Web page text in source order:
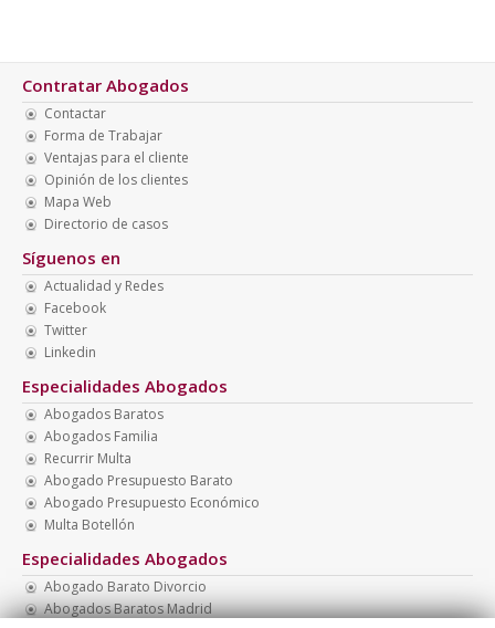
Contratar Abogados
Contactar
Forma de Trabajar
Ventajas para el cliente
Opinión de los clientes
Mapa Web
Directorio de casos
Síguenos en
Actualidad y Redes
Facebook
Twitter
Linkedin
Especialidades Abogados
Abogados Baratos
Abogados Familia
Recurrir Multa
Abogado Presupuesto Barato
Abogado Presupuesto Económico
Multa Botellón
Especialidades Abogados
Abogado Barato Divorcio
Abogados Baratos Madrid